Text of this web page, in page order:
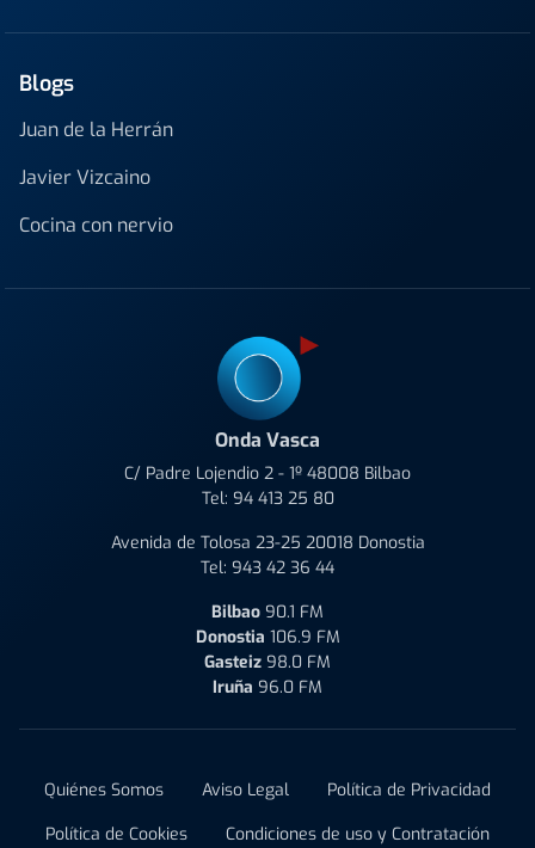
Blogs
Juan de la Herrán
Javier Vizcaino
Cocina con nervio
Onda Vasca
C/ Padre Lojendio 2 - 1º 48008 Bilbao
Tel: 94 413 25 80
Avenida de Tolosa 23-25 20018 Donostia
Tel: 943 42 36 44
Bilbao 90.1 FM
Donostia 106.9 FM
Gasteiz 98.0 FM
Iruña 96.0 FM
Quiénes Somos Aviso Legal
Política de Privacidad
Política de Cookies
Condiciones de uso y Contratación